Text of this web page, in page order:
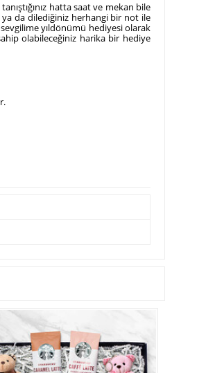
hatta saat ve mekan bile
ya da dilediğiniz herhangi bir not ile
yıldönümü hediyesi olarak
olabileceğiniz harika bir hediye